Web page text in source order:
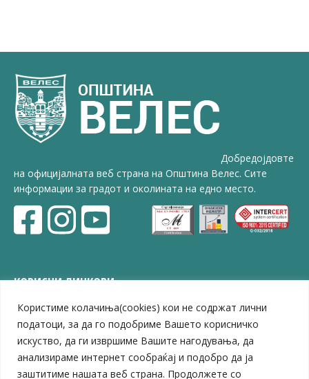
Користиме колачиња(cookies) кои не содржат лични
податоци, за да го подобриме Вашето корисничко
искуство, да ги извршиме Вашите нагодувања, да
анализираме интернет сообраќај и подобро да ја
заштитиме нашата веб страна. Продолжете со
Добредојдовте
на официјалната веб страна на Општина Велес. Сите
информации за градот и околината на едно место.
КОРИСНИ ЛИНКОВИ
ЗЕЛС – Заедница на единиците на локална самоуправа
Центар за развој на Вардарски плански регион
Јавно комунално претпријатие „Дервен“
ЈПССО „Парк – спорт и паркинзи“
ЛБ „Гоце Делчев“